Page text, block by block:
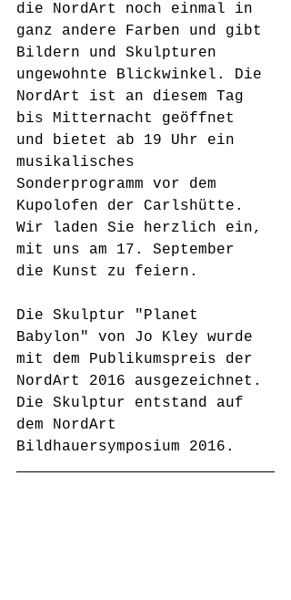
die NordArt noch einmal in
ganz andere Farben und gibt
Bildern und Skulpturen
ungewohnte Blickwinkel. Die
NordArt ist an diesem Tag
bis Mitternacht geöffnet
und bietet ab 19 Uhr ein
musikalisches
Sonderprogramm vor dem
Kupolofen der Carlshütte.
Wir laden Sie herzlich ein,
mit uns am 17. September
die Kunst zu feiern.
Die Skulptur "Planet
Babylon" von Jo Kley wurde
mit dem Publikumspreis der
NordArt 2016 ausgezeichnet.
Die Skulptur entstand auf
dem NordArt
Bildhauersymposium 2016.